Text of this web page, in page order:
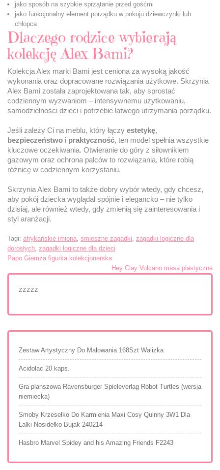
jako sposób na szybkie sprzątanie przed gośćmi
jako funkcjonalny element porządku w pokoju dziewczynki lub
chłopca
Dlaczego rodzice wybierają
kolekcję Alex Bami?
Kolekcja Alex marki Bami jest ceniona za wysoką jakość
wykonania oraz dopracowane rozwiązania użytkowe. Skrzynia
Alex Bami została zaprojektowana tak, aby sprostać
codziennym wyzwaniom – intensywnemu użytkowaniu,
samodzielności dzieci i potrzebie łatwego utrzymania porządku.
Jeśli zależy Ci na meblu, który łączy estetykę,
bezpieczeństwo i praktyczność, ten model spełnia wszystkie
kluczowe oczekiwania. Otwieranie do góry z siłownikiem
gazowym oraz ochrona palców to rozwiązania, które robią
różnicę w codziennym korzystaniu.
Skrzynia Alex Bami to także dobry wybór wtedy, gdy chcesz,
aby pokój dziecka wyglądał spójnie i elegancko – nie tylko
dzisiaj, ale również wtedy, gdy zmienią się zainteresowania i
styl aranżacji.
Tagi: afrykańskie imiona, smieszne zagadki, zagadki logiczne dla
dorosłych, zagadki logiczne dla dzieci
Nawigacja
wpisu
Papo Giemza figurka kolekcjonerska
Hey Clay Volcano masa plastyczna
zzzzz
Zestaw Artystyczny Do Malowania 168Szt Walizka
Acidolac 20 kaps.
Gra planszowa Ravensburger Spieleverlag Robot Turtles (wersja
niemiecka)
Smoby Krzesełko Do Karmienia Maxi Cosy Quinny 3W1 Dla
Lalki Nosidełko Bujak 240214
Hasbro Marvel Spidey and his Amazing Friends F2243